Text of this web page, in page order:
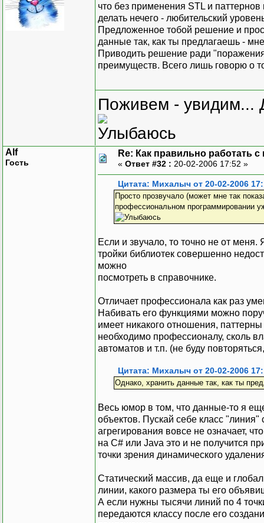
что без применения STL и
делать нечего - любительский
Предложенное тобой решение и
данные так, как ты предлагаешь -
Приводить решение ради
преимуществ. Всего лишь говорю о
Поживем - увидим...
Alf
Гость
Re: Как правильно работать с
« Ответ #32 : 20-02-2006 17:52 »
Цитата: Михалыч от 20-02-2006
Просто прозвучало (может мне так
профессиональном программировании
Если и звучало, то точно не от
тройки библиотек совершенно
можно
посмотреть в справочнике.
Отличает профессионала как раз
Набивать его функциями можно
имеет никакого отношения,
необходимо профессионалу, сколь
автоматов и т.п. (не буду
Цитата: Михалыч от 20-02-2006
Однако, хранить данные так, как ты
Весь юмор в том, что данные-то я
объектов. Пускай себе класс
агрегирования вовсе не означает,
на C# или Java это и не получится
точки зрения динамического
Статический массив, да еще и
линии, какого размера ты его
А если нужны тысячи линий по 4
передаются классу после его